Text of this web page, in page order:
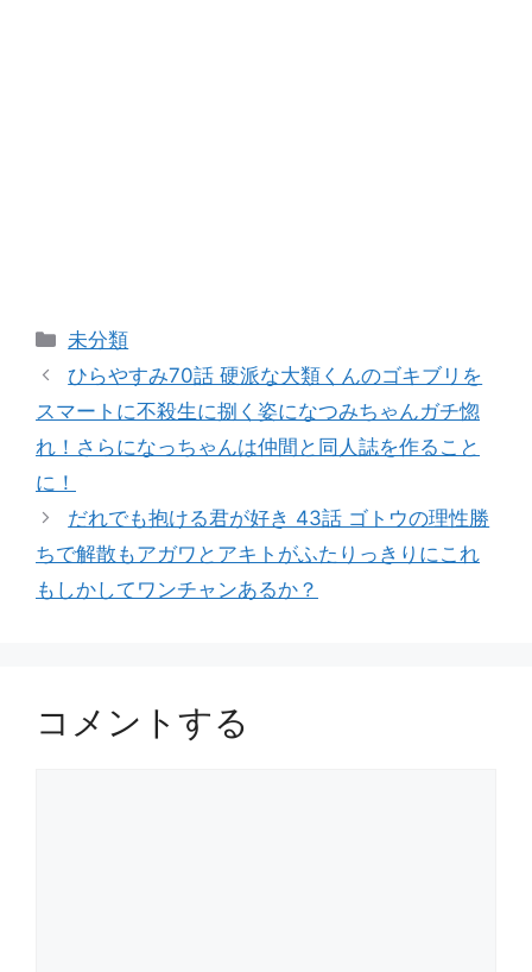
カ
テ
ゴ
リ
ー
未分類
ひらやすみ70話 硬派な大類くんのゴキブリを
スマートに不殺生に捌く姿になつみちゃんガチ惚
れ！さらになっちゃんは仲間と同人誌を作ること
に！
だれでも抱ける君が好き 43話 ゴトウの理性勝
ちで解散もアガワとアキトがふたりっきりにこれ
もしかしてワンチャンあるか？
コメントする